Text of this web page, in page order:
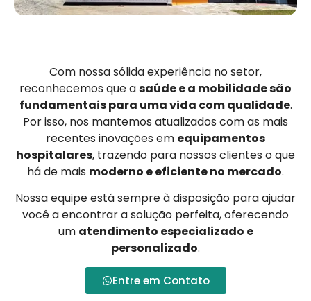
Com nossa sólida experiência no setor,
reconhecemos que asaúde e a mobilidade são
fundamentais para uma vida com qualidade.
Por isso, nos mantemos atualizados com as mais
recentes inovações em equipamentos
hospitalares, trazendo para nossos clientes o que
há de mais moderno e eficiente no mercado.
Nossa equipe está sempre à disposição para ajudar
você a encontrar a solução perfeita, oferecendo
um atendimento especializado e
personalizado.
Entre em Contato